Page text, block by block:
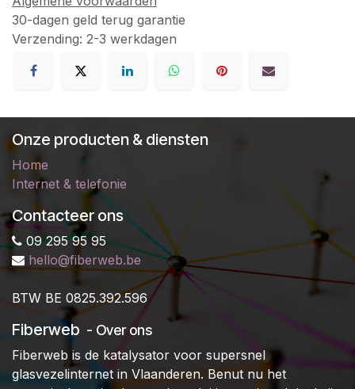
30-dagen geld terug garantie
Verzending: 2-3 werkdagen
Onze producten & diensten
Home
Internet & telefonie
Contacteer ons
09 295 95 95
hello@fiberweb.be
BTW BE 0825.392.596
Fiberweb - Over ons
Fiberweb is de katalysator voor supersnel
glasvezelinternet in Vlaanderen. Benut nu het